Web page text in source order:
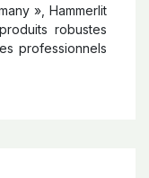
», Hammerlit
robustes
professionnels